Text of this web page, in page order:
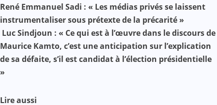
Mail
N
a
v
i
René Emmanuel Sadi : « Les médias privés se laissent
instrumentaliser sous prétexte de la précarité »
Luc Sindjoun : « Ce qui est à l’œuvre dans le discours de
Maurice Kamto, c’est une anticipation sur l’explication
de sa défaite, s’il est candidat à l’élection présidentielle
»
Lire aussi